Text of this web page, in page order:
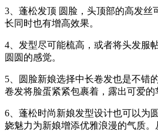
3、蓬松发顶 圆脸，头顶部的高发丝
长同时也有增高效果。
4、发型尽可能梳高，或者将头发服
圆圆的感觉。
5、圆脸新娘选择中长卷发也是不错
卷发将脸蛋紧紧包裹着，露出可爱的
6、蓬松时尚新娘发型设计也可以为
娆魅力为新娘增添优雅浪漫的气质